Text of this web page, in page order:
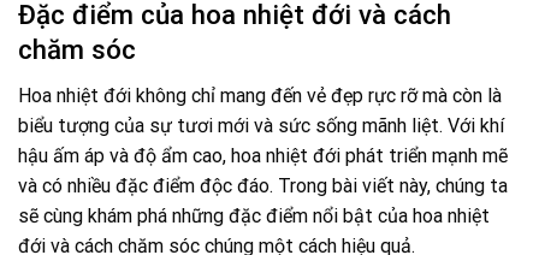
Đặc điểm của hoa nhiệt đới và cách
chăm sóc
Hoa nhiệt đới không chỉ mang đến vẻ đẹp rực rỡ mà còn là
biểu tượng của sự tươi mới và sức sống mãnh liệt. Với khí
hậu ấm áp và độ ẩm cao, hoa nhiệt đới phát triển mạnh mẽ
và có nhiều đặc điểm độc đáo. Trong bài viết này, chúng ta
sẽ cùng khám phá những đặc điểm nổi bật của hoa nhiệt
đới và cách chăm sóc chúng một cách hiệu quả.